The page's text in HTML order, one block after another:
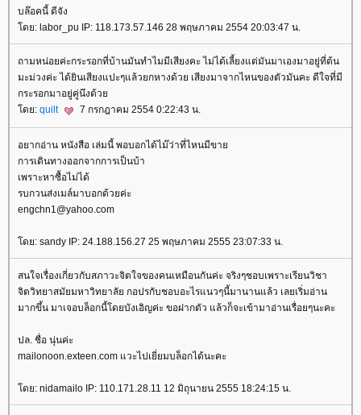
บล๊อคนี้ ดีจัง
ดย: labor_pu IP: 118.173.57.146 28 พฤษภาคม 2554 20:03:47 น.
ถามหน่อยค่ะกระรอกที่บ้านมันทำไมมีเสียงคะ ไม่ได้เลี้ยงแต่มันมาเองมาอยู่ที่ต้น
มะม่วงค่ะ ได้ยินเสียงแปะๆแล้วยกหางด้วย เสียงมาจากไหนของตัวมันคะ ดีใจที่มี
กระรอกมาอยู่คู่นึงด้ว
ดย: quilt 7 กรกฎาคม 2554 0:22:43 น.
อยากอ่าน หนังสือ เล่มนี้ พอบอกได้ไม๊ว่าที่ไหนมีขา
การเดินทางออกจากการเป็นบ้า
เพราะหาซื้อไม่ได้
รบกวนส่งเมล์มาบอกด้วยค่ะ
engchn1@yahoo.com
ดย: sandy IP: 24.188.156.27 25 พฤษภาคม 2555 23:07:33 น.
สนใจเรื่องเกี่ยวกับสภาวะจิตใจของคนเหมือนกันค่ะ จริงๆชอบเพราะเรียนวิชา
จิตวิทยาสมัยมหาวิทยาลัย กอปรกับชอบอะไรแนวๆนี้มานานแล้ว เลยเริ่มอ่าน
มากขึ้น มาเจอบล็อกนี้โดยบังเอิญค่ะ ขอฝากตัว แล้วก็จะเข้ามาอ่านเรื่อยๆนะคะ
ปล. ชื่อ นุ่นค่ะ
mailonoon.exteen.com แวะไปเยี่ยมบล็อกได้นะคะ
ดย: nidamailo IP: 110.171.28.11 12 มิถุนายน 2555 18:24:15 น.